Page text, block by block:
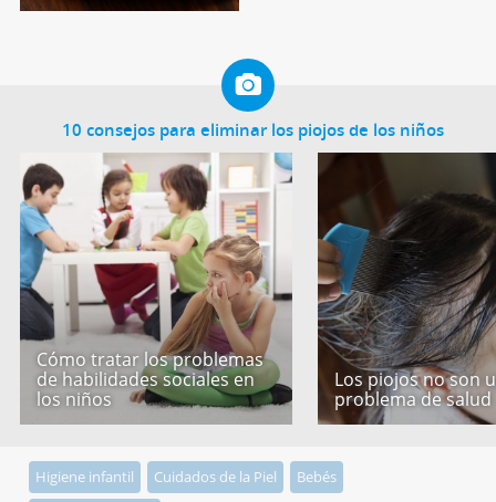
10 consejos para eliminar los piojos de los niños
Cómo tratar los problemas
de habilidades sociales en
los niños
Los piojos no son
problema de salud
Higiene infantil Cuidados de la Piel
Bebés